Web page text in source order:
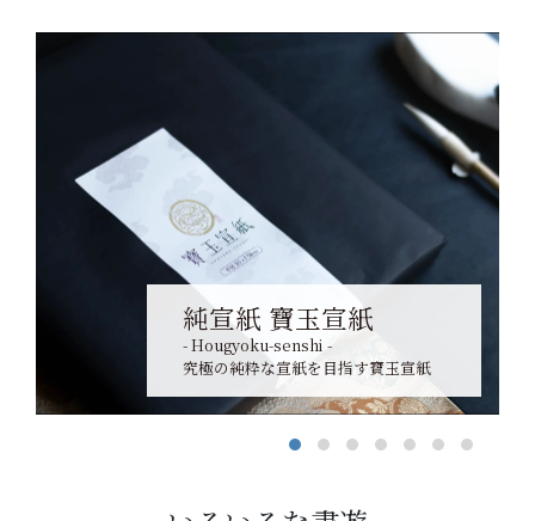
純宣紙 寶玉宣紙
- Hougyoku-senshi -
究極の純粋な宣紙を目指す寶玉宣紙